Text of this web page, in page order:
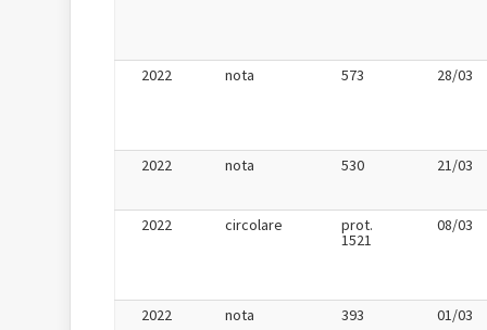
2022 nota 573 28/03
2022 nota 530 21/03
2022 circolare prot.
1521
08/03
2022 nota 393 01/03